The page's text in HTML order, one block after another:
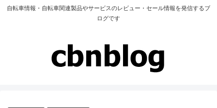
自転車情報・自転車関連製品やサービスのレビュー・セール情報を発信するブ
ログです